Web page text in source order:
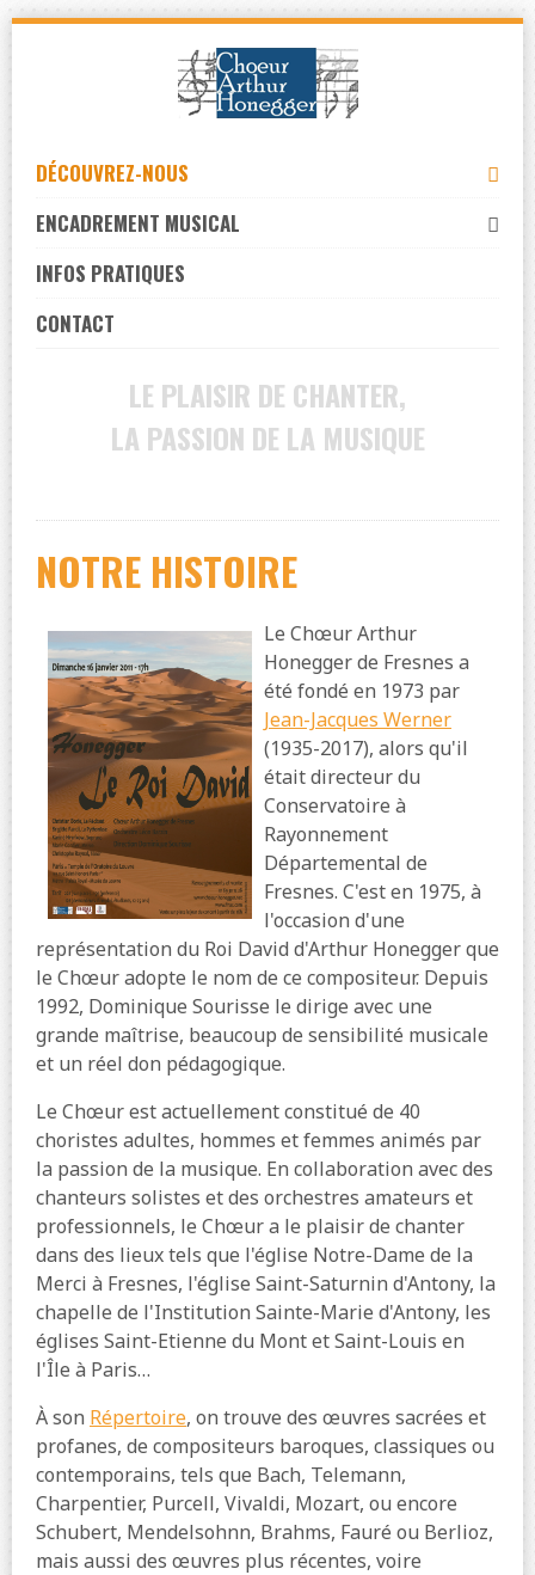
content
DÉCOUVREZ-NOUS
ENCADREMENT MUSICAL
INFOS PRATIQUES
CONTACT
LE PLAISIR DE CHANTER,
LA PASSION DE LA MUSIQUE
NOTRE HISTOIRE
Le Chœur Arthur
Honegger de Fresnes a
été fondé en 1973 par
Jean-Jacques Werner
(1935-2017), alors qu'il
était directeur du
Conservatoire à
Rayonnement
Départemental de
Fresnes. C'est en 1975, à
l'occasion d'une
représentation du Roi David d'Arthur Honegger que
le Chœur adopte le nom de ce compositeur. Depuis
1992, Dominique Sourisse le dirige avec une
grande maîtrise, beaucoup de sensibilité musicale
et un réel don pédagogique.
Le Chœur est actuellement constitué de 40
choristes adultes, hommes et femmes animés par
la passion de la musique. En collaboration avec des
chanteurs solistes et des orchestres amateurs et
professionnels, le Chœur a le plaisir de chanter
dans des lieux tels que l'église Notre-Dame de la
Merci à Fresnes, l'église Saint-Saturnin d'Antony, la
chapelle de l'Institution Sainte-Marie d'Antony, les
églises Saint-Etienne du Mont et Saint-Louis en
l'Île à Paris…
À son Répertoire, on trouve des œuvres sacrées et
profanes, de compositeurs baroques, classiques ou
contemporains, tels que Bach, Telemann,
Charpentier, Purcell, Vivaldi, Mozart, ou encore
Schubert, Mendelsohnn, Brahms, Fauré ou Berlioz,
mais aussi des œuvres plus récentes, voire